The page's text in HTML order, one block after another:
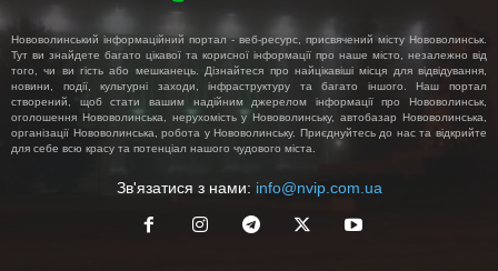
Нововолинський інформаційний портал - веб-ресурс, присвячений місту Нововолинськ.
Тут ви знайдете багато цікавої та корисної інформації про наше місто, незалежно від
того, чи ви гість або мешканець. Дізнайтеся про найцікавіші місця для відвідування,
новини, події, культурні заходи, інфраструктуру та багато іншого. Наш портал
створений, щоб стати вашим надійним джерелом інформації про Нововолинськ,
оголошення Нововолинська, нерухомість у Нововолинську, автобазар Нововолинська,
організації Нововолинська, робота у Нововолинську. Приєднуйтесь до нас та відкрийте
для себе всю красу та потенціал нашого чудового міста.
Зв'язатися з нами: info@nvip.com.ua